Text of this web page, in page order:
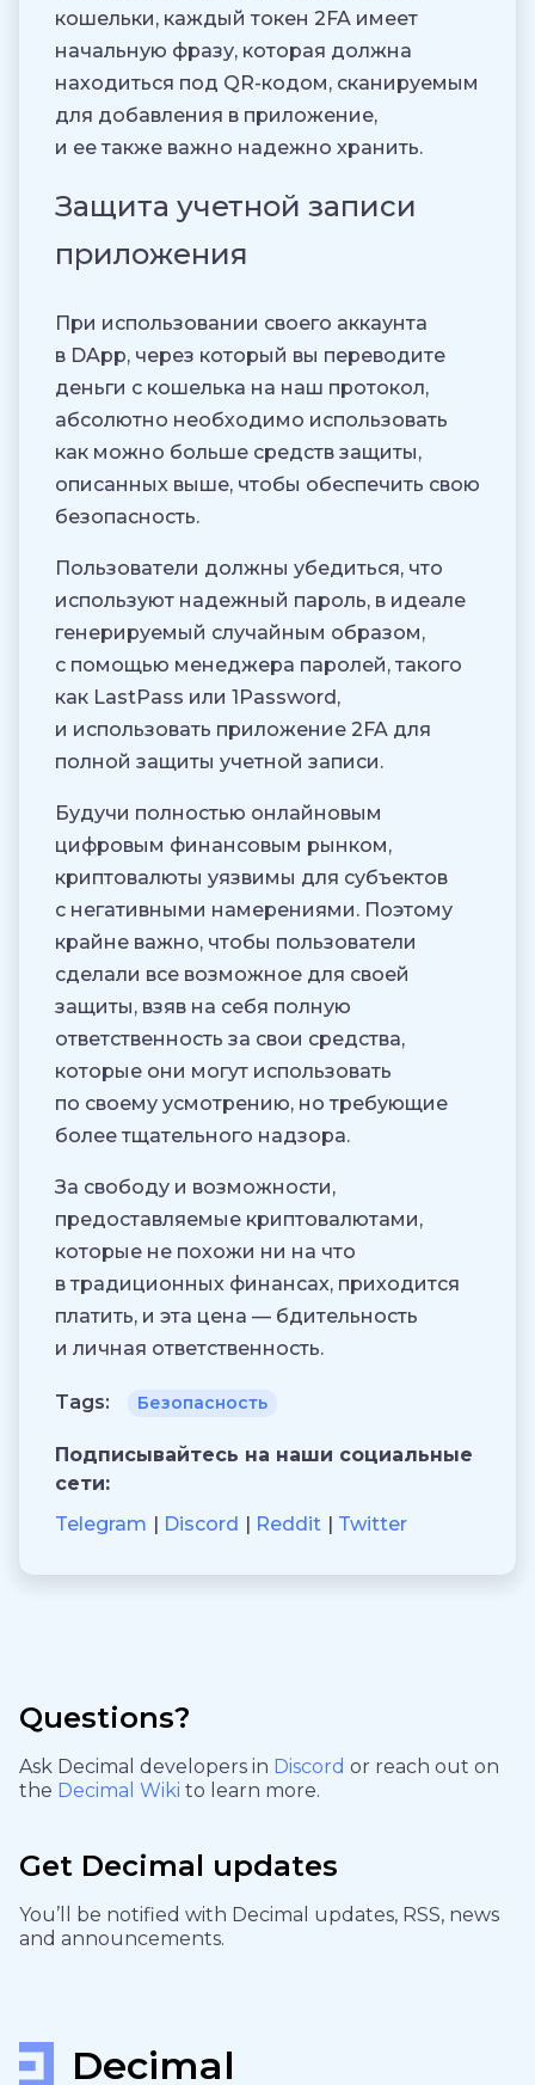
кошельки, каждый токен 2FA имеет
начальную фразу, которая должна
находиться под QR-кодом, сканируемым
для добавления в приложение,
и ее также важно надежно хранить.
Защита учетной записи
приложения
При использовании своего аккаунта
в DApp, через который вы переводите
деньги с кошелька на наш протокол,
абсолютно необходимо использовать
как можно больше средств защиты,
описанных выше, чтобы обеспечить свою
безопасность.
Пользователи должны убедиться, что
используют надежный пароль, в идеале
генерируемый случайным образом,
с помощью менеджера паролей, такого
как LastPass или 1Password,
и использовать приложение 2FA для
полной защиты учетной записи.
Будучи полностью онлайновым
цифровым финансовым рынком,
криптовалюты уязвимы для субъектов
с негативными намерениями. Поэтому
крайне важно, чтобы пользователи
сделали все возможное для своей
защиты, взяв на себя полную
ответственность за свои средства,
которые они могут использовать
по своему усмотрению, но требующие
более тщательного надзора.
За свободу и возможности,
предоставляемые криптовалютами,
которые не похожи ни на что
в традиционных финансах, приходится
платить, и эта цена — бдительность
и личная ответственность.
Tags: Безопасность
Подписывайтесь на наши социальные
сети:
Telegram
Discord Reddit Twitter
Questions?
Ask Decimal developers in Discord or reach out on
the Decimal Wiki to learn more.
Get Decimal updates
You’ll be notified with Decimal updates, RSS, news
and announcements.
Decimal